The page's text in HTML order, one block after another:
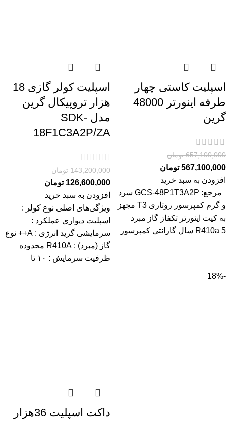
اسپلیت کاستی چهار
طرفه اینورتر 48000
گرین
657,100,000 تومان
567,100,000 تومان
افزودن به سبد خرید
مرجع: GCS-48P1T3A2P سرد
و گرم کمپرسور روتاری T3 مجهز
به کیت اینورتر تکفاز گاز مبرد
R410a 5 سال گارانتی کمپرسور
اسپلیت کولر گازی 18
هزار تروپیکال گرین
مدل SDK-
18F1C3A2P/ZA
143,200,000 تومان
126,600,000 تومان
افزودن به سبد خرید
ویژگی‌های اصلی نوع کولر :
اسپليت ديواری عملكرد :
سرمایشی گرید انرژی : A++ نوع
گاز (مبرد) : R410A محدوده
ظرفیت سرمایش : ۱۰ تا
-18%
داکت اسپلیت 36هزار